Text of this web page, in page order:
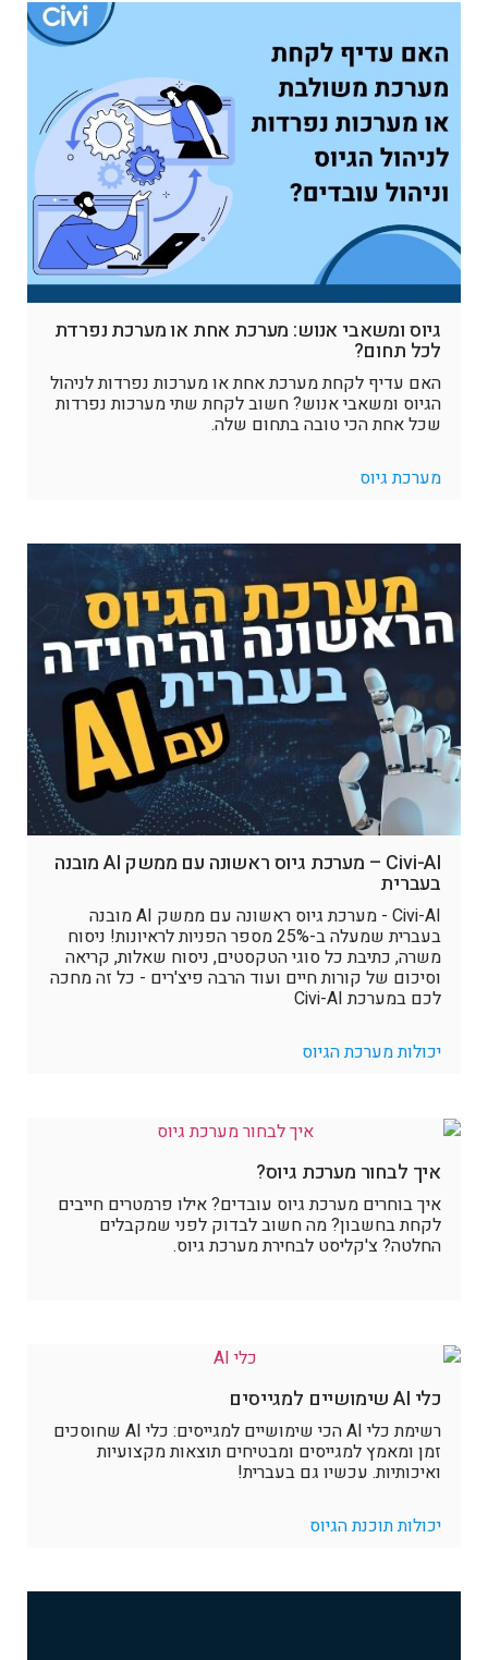
גיוס ומשאבי אנוש: מערכת אחת או מערכת נפרדת
לכל תחום?
האם עדיף לקחת מערכת אחת או מערכות נפרדות לניהול
הגיוס ומשאבי אנוש? חשוב לקחת שתי מערכות נפרדות
שכל אחת הכי טובה בתחום שלה.
מערכת גיוס
Civi-AI – מערכת גיוס ראשונה עם ממשק AI מובנה
בעברית
Civi-AI - מערכת גיוס ראשונה עם ממשק AI מובנה
בעברית שמעלה ב-25% מספר הפניות לראיונות! ניסוח
משרה, כתיבת כל סוגי הטקסטים, ניסוח שאלות, קריאה
וסיכום של קורות חיים ועוד הרבה פיצ'רים - כל זה מחכה
לכם במערכת Civi-AI
יכולות מערכת הגיוס
איך לבחור מערכת גיוס?
איך בוחרים מערכת גיוס עובדים? אילו פרמטרים חייבים
לקחת בחשבון? מה חשוב לבדוק לפני שמקבלים
החלטה? צ'קליסט לבחירת מערכת גיוס.
כלי AI שימושיים למגייסים
רשימת כלי AI הכי שימושיים למגייסים: כלי AI שחוסכים
זמן ומאמץ למגייסים ומבטיחים תוצאות מקצועיות
ואיכותיות. עכשיו גם בעברית!
יכולות תוכנת הגיוס